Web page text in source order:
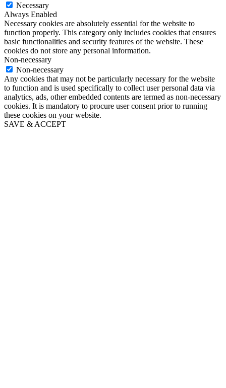
Necessary
Always Enabled
Necessary cookies are absolutely essential for the website to
function properly. This category only includes cookies that ensures
basic functionalities and security features of the website. These
cookies do not store any personal information.
Non-necessary
Non-necessary
Any cookies that may not be particularly necessary for the website
to function and is used specifically to collect user personal data via
analytics, ads, other embedded contents are termed as non-necessary
cookies. It is mandatory to procure user consent prior to running
these cookies on your website.
SAVE & ACCEPT